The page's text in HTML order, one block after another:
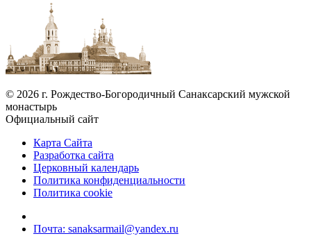
© 2026 г. Рождество-Богородичный Санаксарский мужской
монастырь
Официальный сайт
Карта Сайта
Разработка сайта
Церковный календарь
Политика конфиденциальности
Политика cookie
Почта: sanaksarmail@yandex.ru